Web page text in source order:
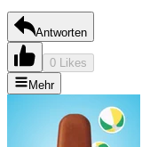
Antworten
0 Likes
Mehr